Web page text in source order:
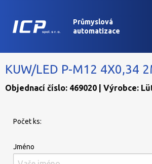
Průmyslová
automatizace
KUW/LED P-M12 4X0,34
Objednací číslo: 469020 | Výrobce:
Počet ks:
Jméno